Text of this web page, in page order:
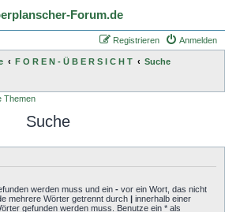
Forum.de
Anmelden
Registrieren
F O R E N - Ü B E R S I C H T
Suche
Themen
Suche
werden muss und ein - vor ein Wort, das nicht
mehrere Wörter getrennt durch | innerhalb einer
gefunden werden muss. Benutze ein * als